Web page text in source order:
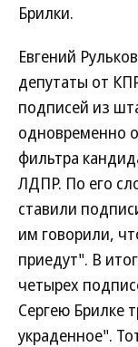
Брилки.
Евгений
депутаты от
подписей из
одновременно
фильтра
ЛДПР. По его
ставили
им говорили,
приедут". В
четырех
Сергею Брилке
украденное".